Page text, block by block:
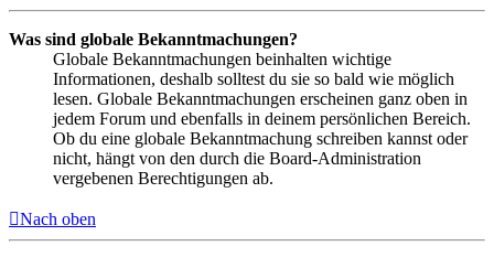
Was sind globale Bekanntmachungen?
Globale Bekanntmachungen beinhalten wichtige
Informationen, deshalb solltest du sie so bald wie möglich
lesen. Globale Bekanntmachungen erscheinen ganz oben in
jedem Forum und ebenfalls in deinem persönlichen Bereich.
Ob du eine globale Bekanntmachung schreiben kannst oder
nicht, hängt von den durch die Board-Administration
vergebenen Berechtigungen ab.
Nach oben